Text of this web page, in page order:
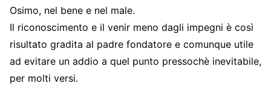
Osimo, nel bene e nel male.
Il riconoscimento e il venir meno dagli impegni è così
risultato gradita al padre fondatore e comunque utile
ad evitare un addio a quel punto pressochè inevitabile,
per molti versi.